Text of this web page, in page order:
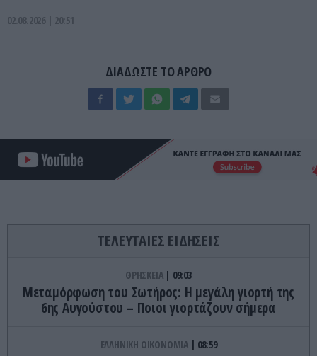
02.08.2026 | 20:51
ΔΙΑΔΩΣΤΕ ΤΟ ΑΡΘΡΟ
ΤΕΛΕΥΤΑΙΕΣ ΕΙΔΗΣΕΙΣ
ΘΡΗΣΚΕΙΑ 09:03
Μεταμόρφωση του Σωτήρος: Η μεγάλη γιορτή της
6ης Αυγούστου – Ποιοι γιορτάζουν σήμερα
ΕΛΛΗΝΙΚΗ ΟΙΚΟΝΟΜΙΑ 08:59